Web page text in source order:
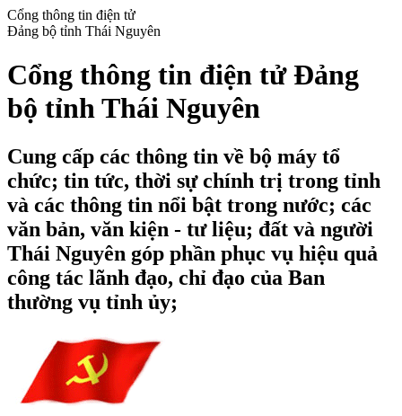
Cổng thông tin điện tử
Đảng bộ tỉnh Thái Nguyên
Cổng thông tin điện tử Đảng
bộ tỉnh Thái Nguyên
Cung cấp các thông tin về bộ máy tổ
chức; tin tức, thời sự chính trị trong tỉnh
và các thông tin nổi bật trong nước; các
văn bản, văn kiện - tư liệu; đất và người
Thái Nguyên góp phần phục vụ hiệu quả
công tác lãnh đạo, chỉ đạo của Ban
thường vụ tỉnh ủy;